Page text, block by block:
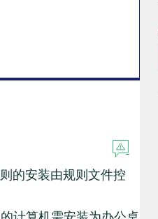
的安装由规则文件控